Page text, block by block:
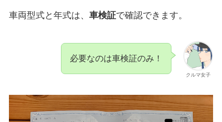
車両型式と年式は、 車検証で確認できます。
クルマ女子
必要なのは車検証のみ！